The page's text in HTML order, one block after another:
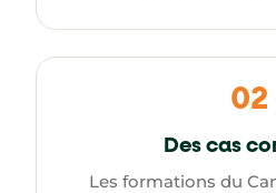
02
Des cas
Les formations du